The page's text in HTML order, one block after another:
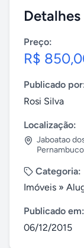
Preço:
R$
Publicado
Rosi Silva
Localização:
Jaboatao
Pernambuco
Categoria:
Imóveis »
Publicado em:
06/12/2015